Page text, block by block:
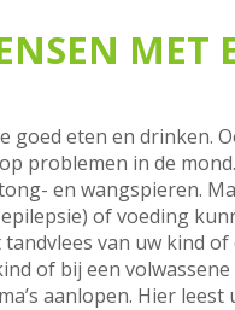
MET
goed eten en drinken.
problemen in de
en wangspieren.
of voeding
van uw kind of
of bij een
aanlopen. Hier leest